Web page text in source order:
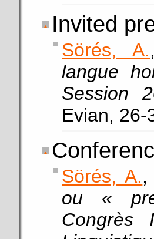
Invited
Sörés, A.
langue
Session
Evian, 26-
Sörés, A.,
ou «
Congrès